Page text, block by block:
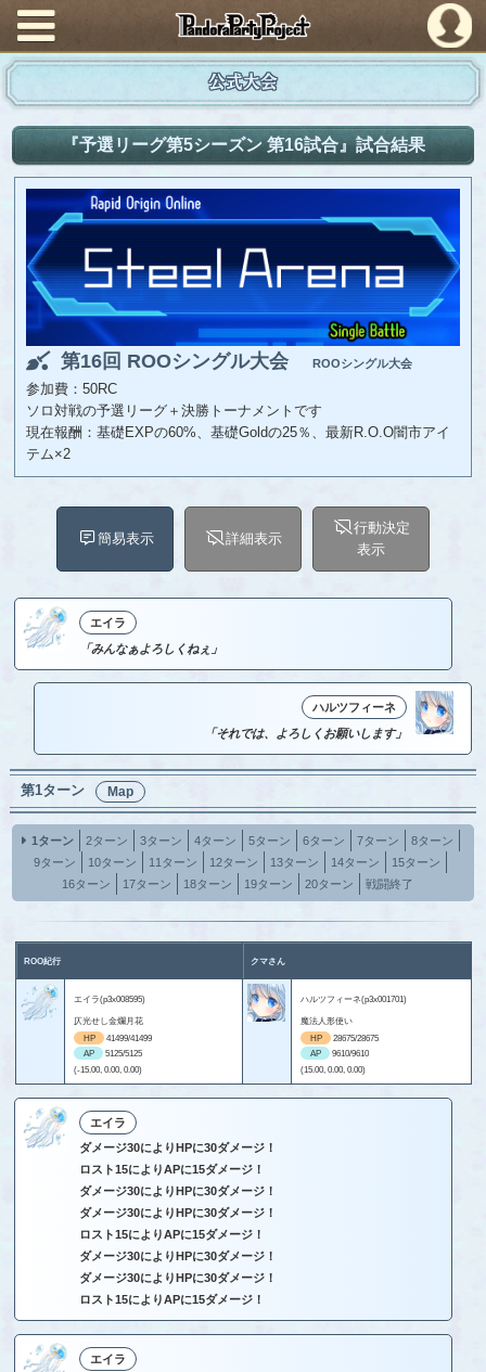
PandoraPartyProject
公式大会
『予選リーグ第5シーズン 第16試合』試合結果
第16回 ROOシングル大会 ROOシングル大会
参加費：50RC
ソロ対戦の予選リーグ＋決勝トーナメントです
現在報酬：基礎EXPの60%、基礎Goldの25％、最新R.O.O闇市アイ
テム×2
簡易表示 詳細表示
行動決定
表示
エイラ
「みんなぁよろしくねぇ」
ハルツフィーネ
「それでは、よろしくお願いします」
第1ターン Map
1ターン 2ターン 3ターン 4ターン 5ターン 6ターン 7ターン
8ターン
9ターン
10ターン 11ターン 12ターン 13ターン 14ターン
15ターン
16ターン
17ターン 18ターン 19ターン 20ターン 戦闘終了
ROO紀行 クマさん
エイラ(p3x008595)
仄光せし金爛月花
HP
41499/41499
AP
5125/5125
(-15.00, 0.00, 0.00)
ハルツフィーネ(p3x001701)
魔法人形使い
HP
28675/28675
AP
9610/9610
(15.00, 0.00, 0.00)
エイラ
ダメージ30によりHPに30ダメージ！
ロスト15によりAPに15ダメージ！
ダメージ30によりHPに30ダメージ！
ダメージ30によりHPに30ダメージ！
ロスト15によりAPに15ダメージ！
ダメージ30によりHPに30ダメージ！
ダメージ30によりHPに30ダメージ！
ロスト15によりAPに15ダメージ！
エイラ